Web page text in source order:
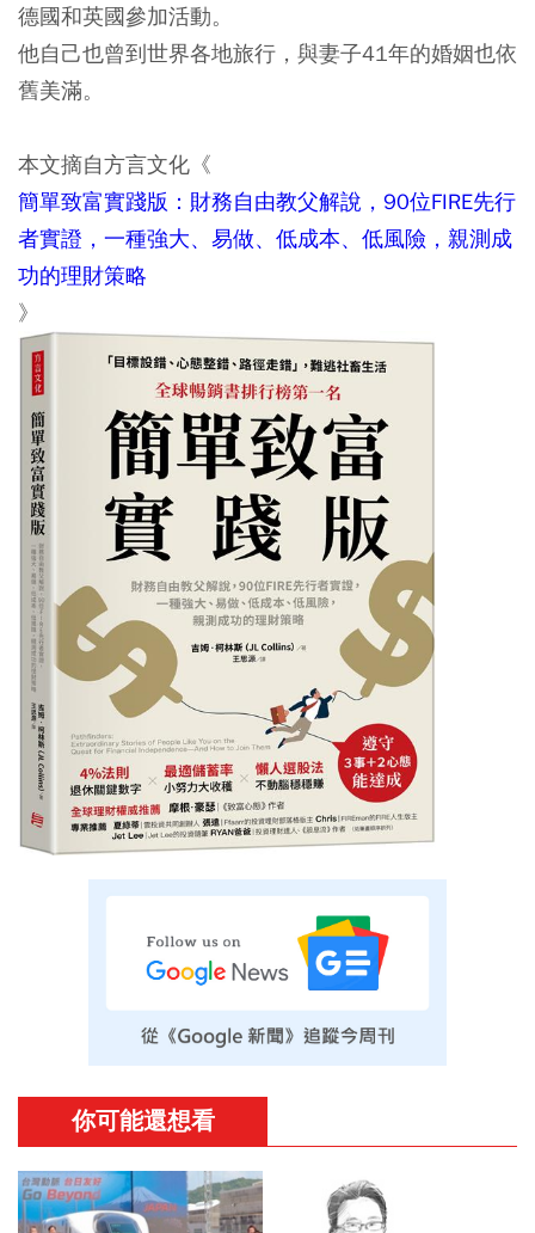
德國和英國參加活動。
他自己也曾到世界各地旅行，與妻子41年的婚姻也依
舊美滿。
本文摘自方言文化《
簡單致富實踐版：財務自由教父解說，90位FIRE先行
者實證，一種強大、易做、低成本、低風險，親測成
功的理財策略
》